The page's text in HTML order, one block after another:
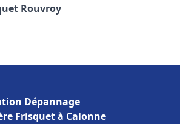
Rouvroy
Dépannage
Frisquet à Calonne